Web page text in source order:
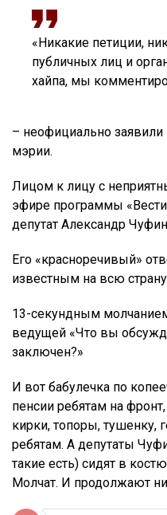
«Никакие петиции,
публичных лиц и
хайпа, мы
– неофициально
мэрии.
Лицом к лицу с
эфире программы
депутат Александр
Его «красноречивый»
известным на всю
13-секундным
ведущей «Что вы
заключен?»
И вот бабулечка по
пенсии ребятам на
кирки, топоры, тушенку,
ребятам. А депутаты
такие есть) сидят в
Молчат. И продолжают